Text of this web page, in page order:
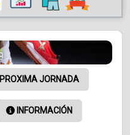
JORNADA
INFORMACIÓN